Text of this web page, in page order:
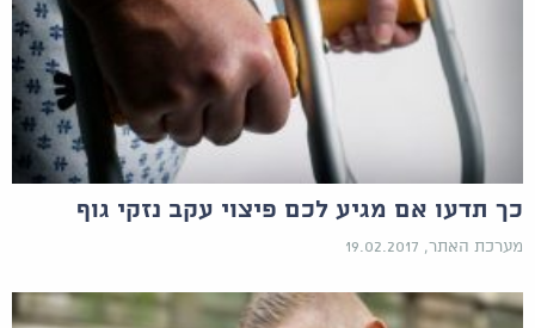
כך תדעו אם מגיע לכם פיצוי עקב נזקי גוף
מערכת האתר, 19.02.2017